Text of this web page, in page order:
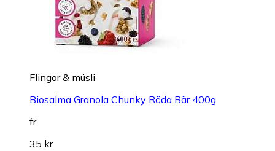
Flingor & müsli
Biosalma Granola Chunky Röda Bär 400g
fr.
35 kr